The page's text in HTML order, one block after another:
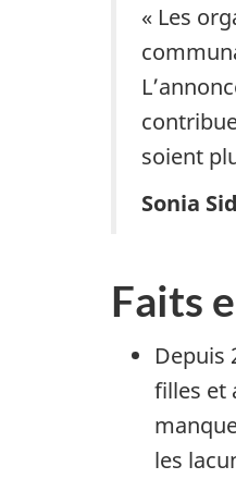
« Les
soient
Sonia
Faits
Depuis
filles et
les